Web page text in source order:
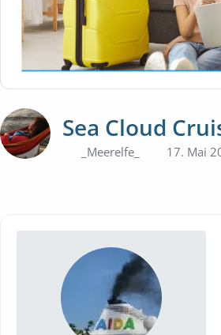
Sea Cloud
_Meerelfe_ 17. Mai